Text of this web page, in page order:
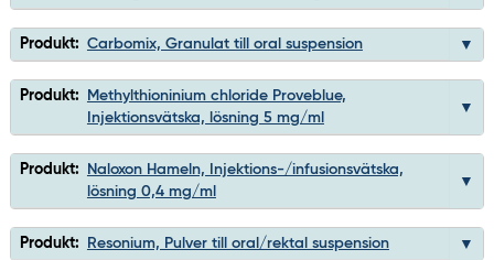
Produkt: Carbomix, Granulat till oral suspension
Produkt:
Methylthioninium chloride Proveblue,
Injektionsvätska, lösning 5 mg/ml
Produkt:
Naloxon Hameln, Injektions-/infusionsvätska,
lösning 0,4 mg/ml
Produkt: Resonium, Pulver till oral/rektal suspension